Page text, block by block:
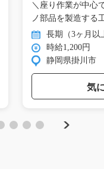
＼座り作業が中心
ノ部品を製造する
長期（3ヶ月以
時給1,200円
静岡県掛川市
気
Next